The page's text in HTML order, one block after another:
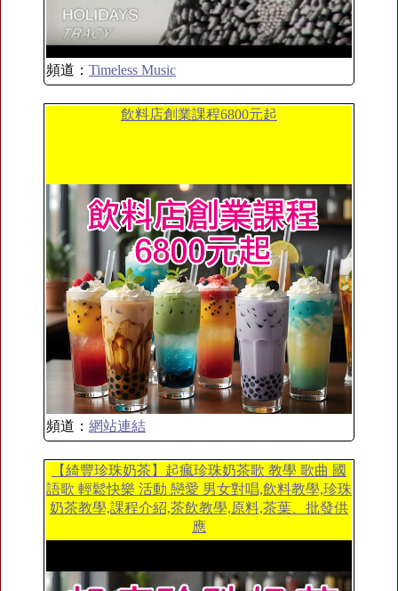
頻道： Timeless Music
飲料店創業課程6800元起
頻道： 網站連結
【綺豐珍珠奶茶】起瘋珍珠奶茶歌 教學 歌曲 國
語歌 輕鬆快樂 活動 戀愛 男女對唱,飲料教學,珍珠
奶茶教學,課程介紹,茶飲教學,原料,茶葉、批發供
應